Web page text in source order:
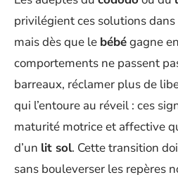
privilégient ces solutions
mais dès que le bébégagne
comportements ne passent
barreaux, réclamer plus de
qui l’entoure au réveil : ces
maturité motrice et affective
d’un lit sol. Cette transition
sans bouleverser les repères